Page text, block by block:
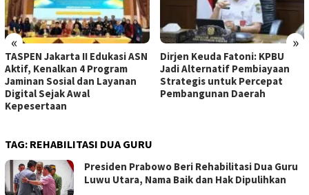
« »
TASPEN Jakarta II Edukasi ASN
Aktif, Kenalkan 4 Program
Jaminan Sosial dan Layanan
Digital Sejak Awal
Kepesertaan
Dirjen Keuda Fatoni: KPBU
Jadi Alternatif Pembiayaan
Strategis untuk Percepat
Pembangunan Daerah
TAG: REHABILITASI DUA GURU
Presiden Prabowo Beri Rehabilitasi Dua Guru
Luwu Utara, Nama Baik dan Hak Dipulihkan